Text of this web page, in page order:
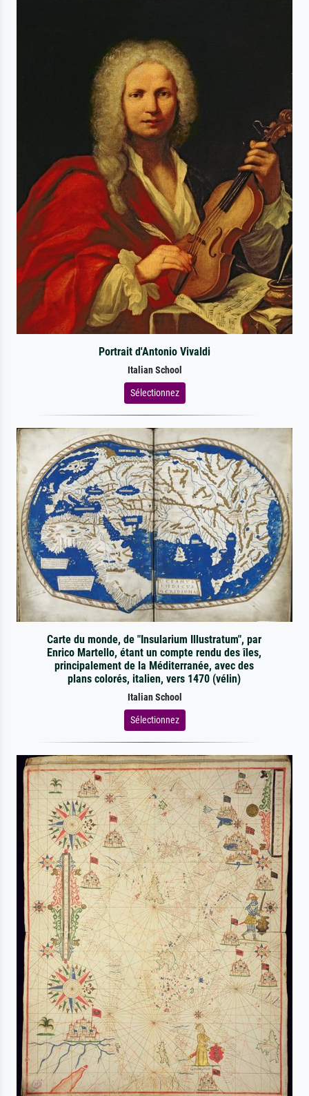
Portrait d'Antonio Vivaldi
Italian School
Sélectionnez
Carte du monde, de "Insularium Illustratum", par
Enrico Martello, étant un compte rendu des îles,
principalement de la Méditerranée, avec des
plans colorés, italien, vers 1470 (vélin)
Italian School
Sélectionnez